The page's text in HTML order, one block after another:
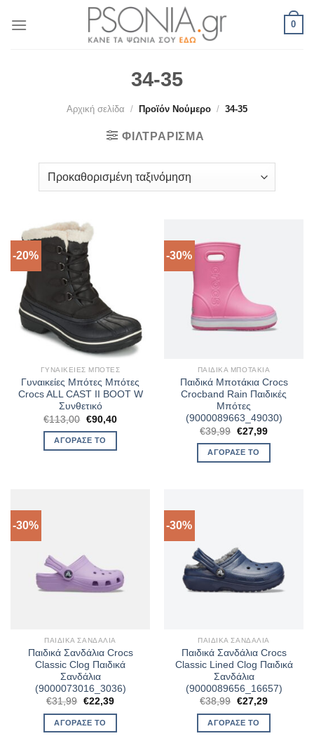
0
34-35
Αρχική σελίδα / Προϊόν Νούμερο / 34-35
ΦΙΛΤΡΆΡΙΣΜΑ
-20%
ΓΥΝΑΙΚΕΊΕΣ ΜΠΌΤΕΣ
Γυναικείες Μπότες Μπότες
Crocs ALL CAST II BOOT W
Συνθετικό
€113,00 Original
price
was:
€113,00.
€90,40Η
ΑΓΌΡΑΣΈ ΤΟ
-30%
ΠΑΙΔΙΚΆ ΜΠΟΤΆΚΙΑ
Παιδικά Μποτάκια Crocs
Crocband Rain Παιδικές
Μπότες
(9000089663_49030)
€39,99 Original
price
was:
€39,99.
€27,99Η
ΑΓΌΡΑΣΈ ΤΟ
-30%
ΠΑΙΔΙΚΆ ΣΑΝΔΆΛΙΑ
Παιδικά Σανδάλια Crocs
Classic Clog Παιδικά
Σανδάλια
(9000073016_3036)
€31,99 Original
was:
€31,99.
€22,39Η
ΑΓΌΡΑΣΈ ΤΟ
-30%
ΠΑΙΔΙΚΆ ΣΑΝΔΆΛΙΑ
Παιδικά Σανδάλια Crocs
Classic Lined Clog Παιδικά
Σανδάλια
(9000089656_16657)
€38,99 Original
was:
€38,99.
€27,29Η
ΑΓΌΡΑΣΈ ΤΟ